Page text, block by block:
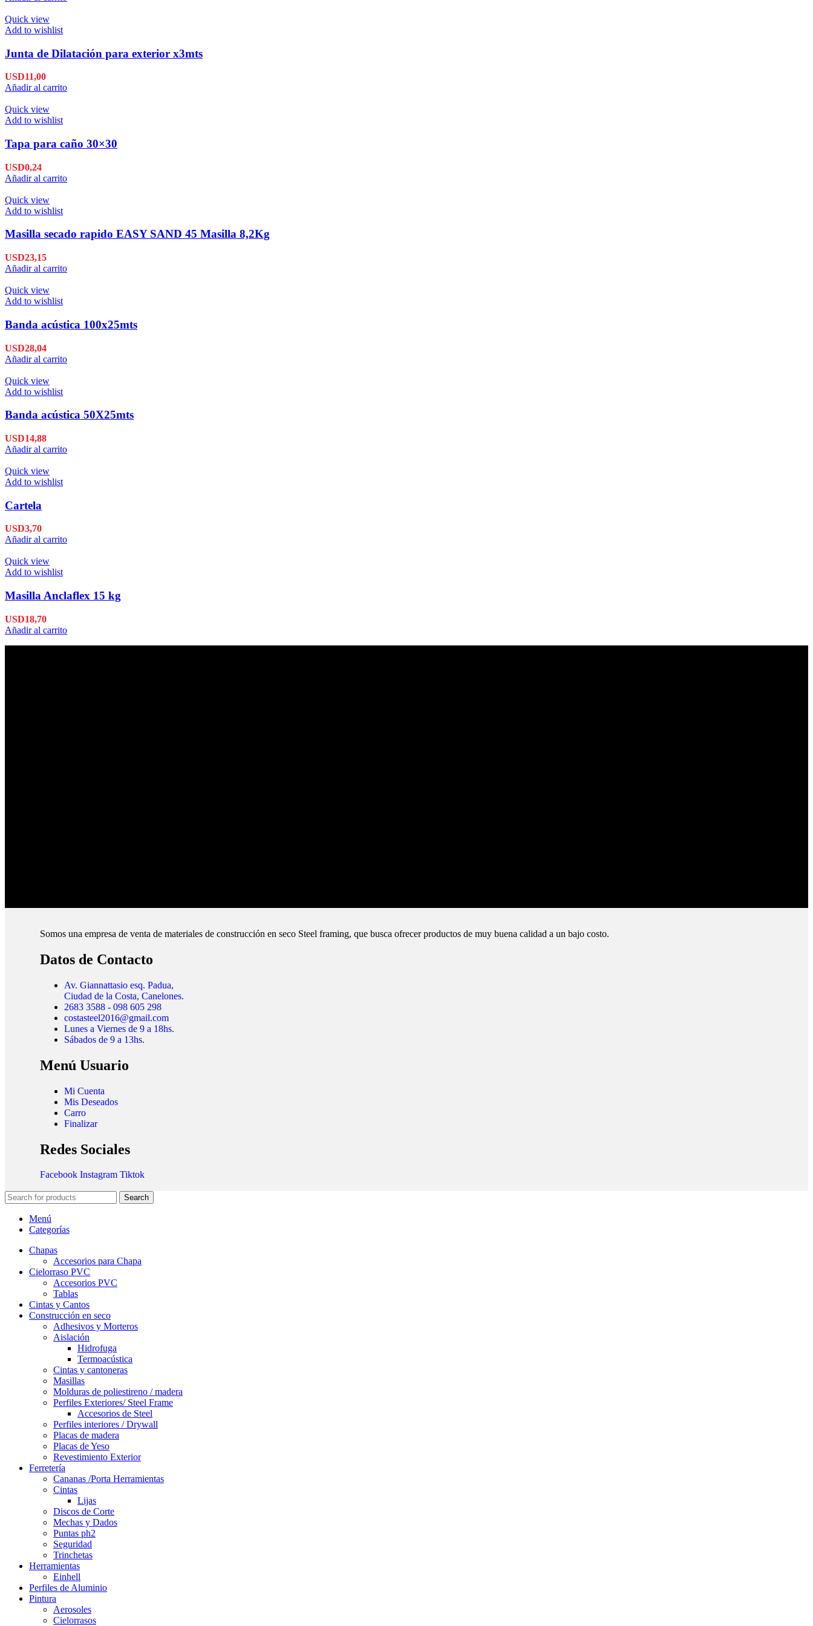
Quick view
Add to wishlist
Junta de Dilatación para exterior x3mts
USD11,00
Añadir al carrito
Quick view
Add to wishlist
Tapa para caño 30×30
USD0,24
Añadir al carrito
Quick view
Add to wishlist
Masilla secado rapido EASY SAND 45 Masilla 8,2Kg
USD23,15
Añadir al carrito
Quick view
Add to wishlist
Banda acústica 100x25mts
USD28,04
Añadir al carrito
Quick view
Add to wishlist
Banda acústica 50X25mts
USD14,88
Añadir al carrito
Quick view
Add to wishlist
Cartela
USD3,70
Añadir al carrito
Quick view
Add to wishlist
Masilla Anclaflex 15 kg
USD18,70
Añadir al carrito
Somos una empresa de venta de materiales de construcción en seco Steel framing, que busca ofrecer productos de muy buena calidad a un bajo costo.
Datos de Contacto
Av. Giannattasio esq. Padua,
Ciudad de la Costa, Canelones.
2683 3588 - 098 605 298
costasteel2016@gmail.com
Lunes a Viernes de 9 a 18hs.
Sábados de 9 a 13hs.
Menú Usuario
Mi Cuenta
Mis Deseados
Carro
Finalizar
Redes Sociales
Facebook Instagram Tiktok
Search
Menú
Categorías
Chapas
Accesorios para Chapa
Cielorraso PVC
Accesorios PVC
Tablas
Cintas y Cantos
Construcción en seco
Adhesivos y Morteros
Aislación
Hidrofuga
Termoacústica
Cintas y cantoneras
Masillas
Molduras de poliestireno / madera
Perfiles Exteriores/ Steel Frame
Accesorios de Steel
Perfiles interiores / Drywall
Placas de madera
Placas de Yeso
Revestimiento Exterior
Ferretería
Cananas /Porta Herramientas
Cintas
Lijas
Discos de Corte
Mechas y Dados
Puntas ph2
Seguridad
Trinchetas
Herramientas
Einhell
Perfiles de Aluminio
Pintura
Aerosoles
Cielorrasos